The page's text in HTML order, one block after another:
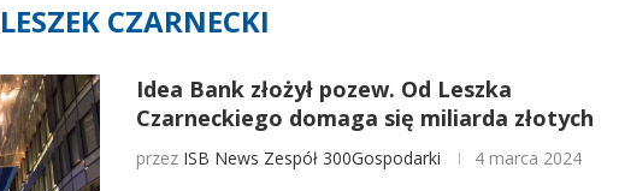
LESZEK CZARNECKI
Idea Bank złożył pozew. Od Leszka
Czarneckiego domaga się miliarda złotych
przez ISB News Zespół 300Gospodarki 4 marca 2024